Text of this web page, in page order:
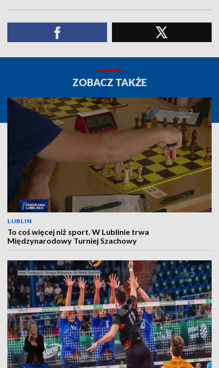
ZOBACZ TAKŻE
LUBLIN
To coś więcej niż sport. W Lublinie trwa
Międzynarodowy Turniej Szachowy